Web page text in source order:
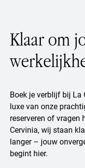
Klaar om
Boek je verblijf bij La
luxe van onze
reserveren of vragen
Cervinia, wij staan
langer – jouw
begint hier.